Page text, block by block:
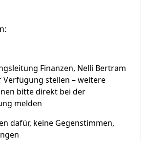
Finanzen, Nelli Bertram
Verfügung stellen – weitere
bitte direkt bei der
melden
dafür, keine Gegenstimmen,